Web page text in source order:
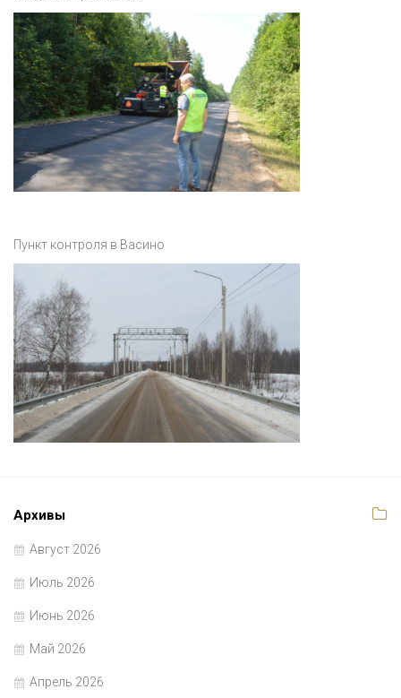
Пункт контроля в Васино
Архивы
Август 2026
Июль 2026
Июнь 2026
Май 2026
Апрель 2026